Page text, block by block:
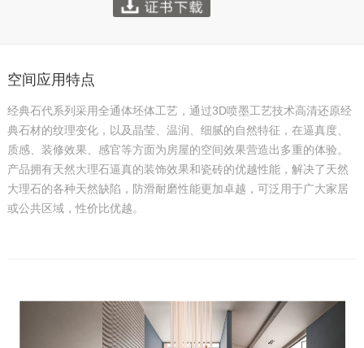
空间应用特点
经典石代系列采用全通体坯体工艺，通过3D喷墨工艺技术高清还原经
典石材的纹理变化，以及晶莹、温润、细腻的自然特征，在逼真度、
质感、装修效果、感官等方面为房屋的空间效果营造出多重的体验。
产品拥有天然大理石逼真的装饰效果和瓷砖的优越性能，解决了天然
大理石的各种天然缺陷，防滑耐磨性能更加卓越，可泛用于广大家居
或公共区域，性价比优越。